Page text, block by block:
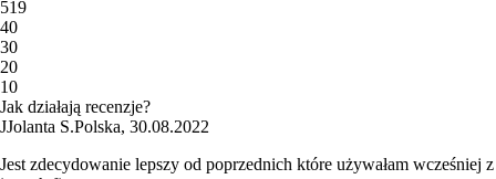
519
40
30
20
10
Jak działają recenzje?
JJolanta S.Polska, 30.08.2022
Jest zdecydowanie lepszy od poprzednich które używałam wcześniej z